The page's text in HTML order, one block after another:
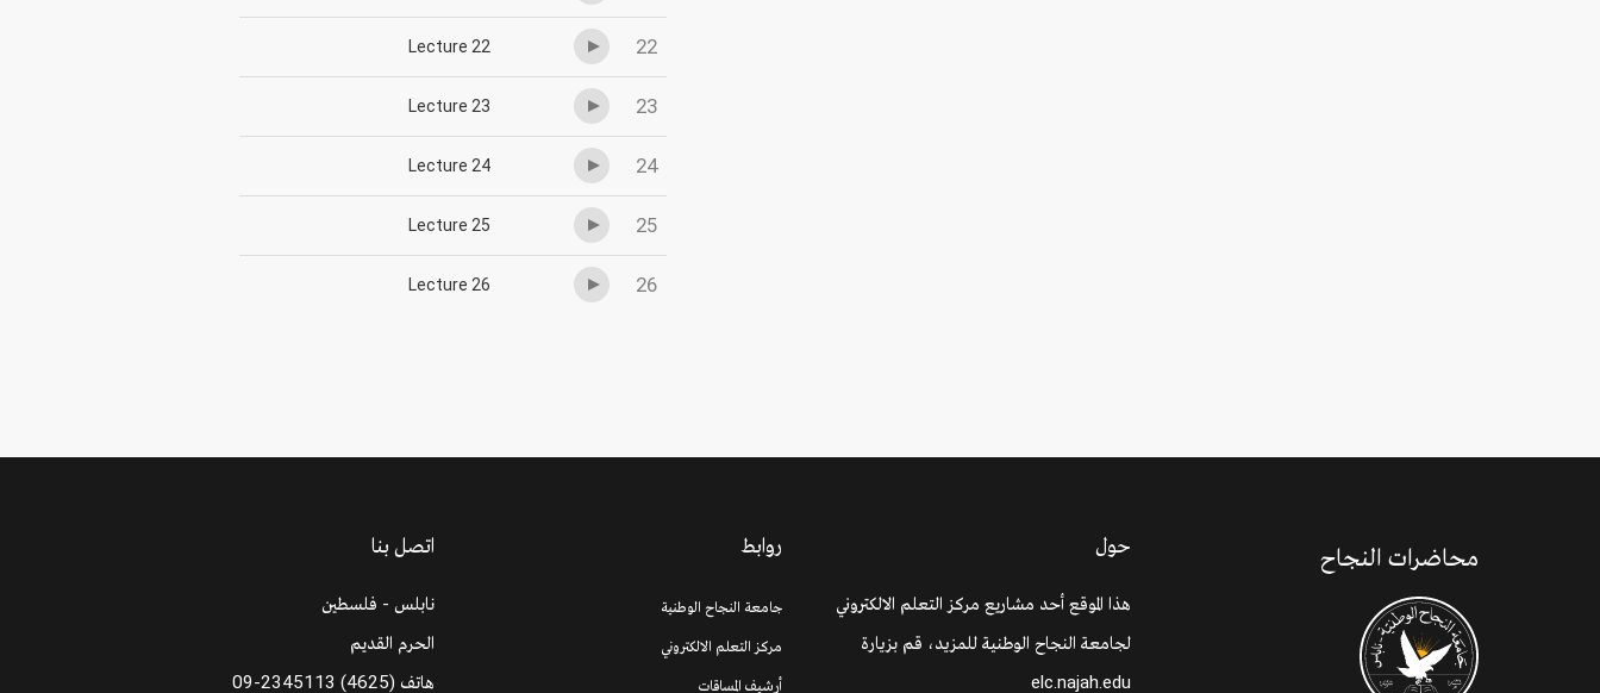
22
Lecture 22
23
Lecture 23
24
Lecture 24
25
Lecture 25
26
Lecture 26
محاضرات النجاح حول
هذا الموقع أحد مشاريع مركز التعلم الالكتروني
لجامعة النجاح الوطنية للمزيد، قم بزيارة
elc.najah.edu
روابط
جامعة النجاح الوطنية
مركز التعلم الالكتروني
أرشيف المساقات
اتصل بنا
نابلس - فلسطين
الحرم القديم
هاتف 09-2345113 (4625)